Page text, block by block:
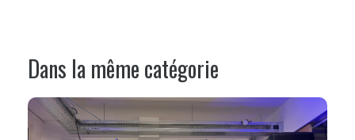
Dans la même catégorie